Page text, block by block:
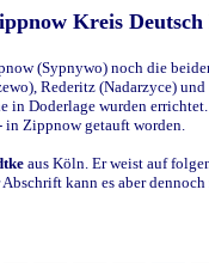
Kreis
(Sypnywo) noch die
Rederitz (Nadarzyce)
Doderlage wurden
Zippnow getauft worden.
aus Köln. Er weist auf
kann es aber